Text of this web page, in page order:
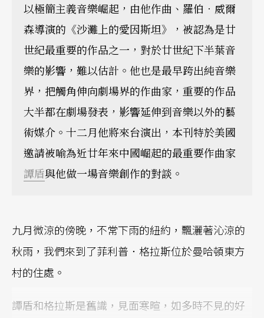
以極簡主義音樂崛起，由他作曲、羅伯．威爾
森導演的《沙灘上的愛因斯坦》，被認為是廿
世紀最重要的作品之一，對於廿世紀下半葉音
樂的影響，難以估計。他也是最早跨出純音樂
界，把觸角伸向劇場界的作曲家，重要的作品
大半都在劇場發表，影響延伸到音樂以外的藝
術媒介。十二月他將來台演出，本刊特於美國
邀請被喻為近廿年來中國崛起的最重要作曲家
譚盾與他做一場音樂創作的對談。
九月微涼的傍晚，不常下雨的紐約，飄灑著沁涼的
秋雨，我們來到了菲利普．格拉斯位於曼哈頓東方
村的住處。
譚盾和格拉斯是舊識，見面寒暄，如多時不見的好